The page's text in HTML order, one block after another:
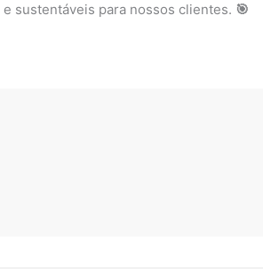
sustentáveis para nossos clientes. 🎯